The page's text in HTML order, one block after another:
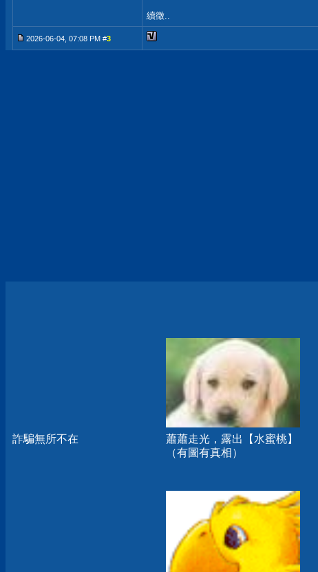
續徵..
2026-06-04, 07:08 PM #3
詐騙無所不在
蕭蕭走光，露出【水蜜桃】
（有圖有真相）